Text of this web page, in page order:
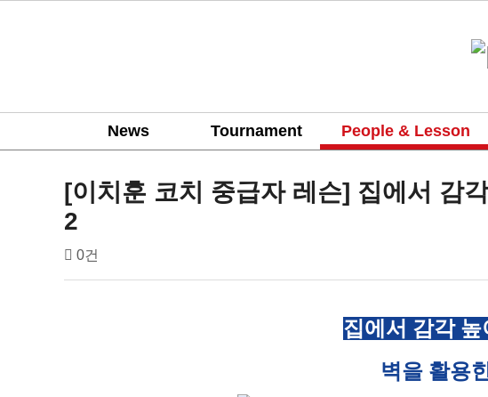
News Tournament People & Lesson
people
[이치훈 코치 중급자 레슨] 집에서 감
2
작
배
드
댓0건
집에서 감각 높
벽을 활용